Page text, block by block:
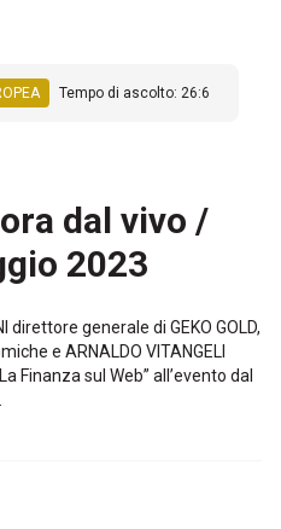
Tempo di ascolto: 26:6
dal vivo /
2023
direttore generale di GEKO GOLD,
e ARNALDO VITANGELI
Finanza sul Web” all’evento dal